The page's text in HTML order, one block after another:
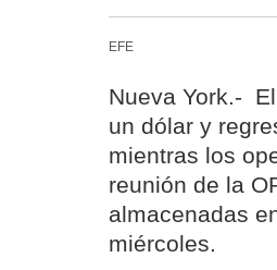
EFE
Nueva York.-
un dólar y
mientras los
reunión de la
almacenadas
miércoles.